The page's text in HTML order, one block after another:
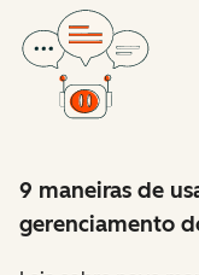
9 maneiras de
gerenciamento